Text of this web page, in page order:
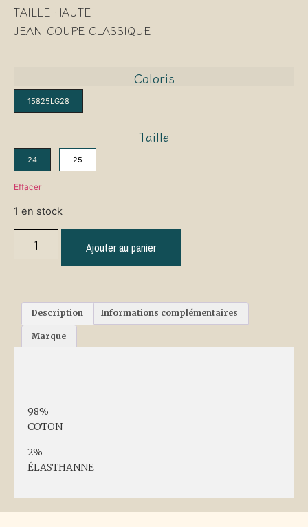
TAILLE HAUTE
JEAN COUPE CLASSIQUE
Coloris
15825LG28
Taille
24 25
Effacer
1 en stock
Ajouter au panier
Description Informations complémentaires
Marque
98%
COTON
2%
ÉLASTHANNE